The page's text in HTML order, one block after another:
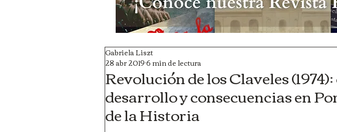
Revolución de los Claveles
desarrollo y consecuencias en
de la Historia
Gabriela Liszt
28 abr 20196 min de lectura